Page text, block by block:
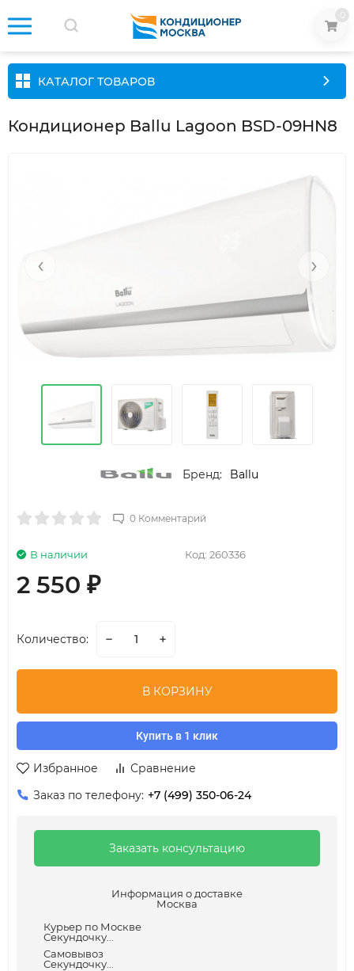
КАТАЛОГ ТОВАРОВ
Кондиционер Ballu Lagoon BSD-09HN8
‹ ›
Бренд: Ballu
0 Комментарий
Код: 260336
В наличии
2 550 ₽
Количество:
В КОРЗИНУ
Купить в 1 клик
Избранное
Сравнение
Заказ по телефону: +7 (499) 350-06-24
Заказать консультацию
Информация о доставке
Москва
Курьер по Москве
Секундочку...
Самовывоз
Секундочку...